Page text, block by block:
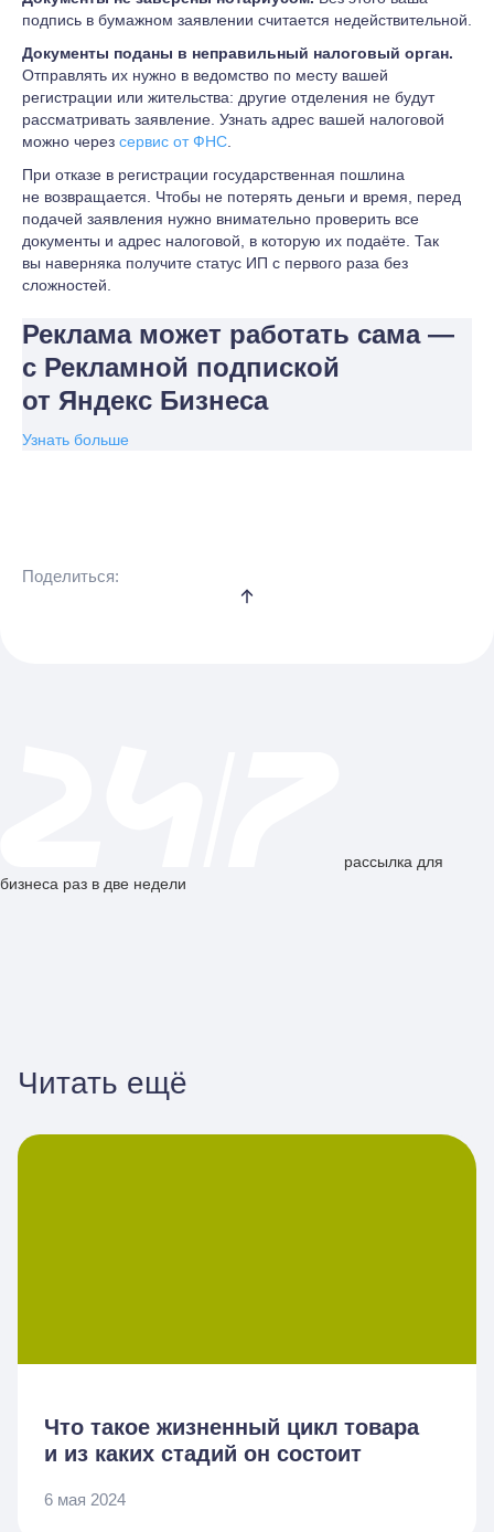
подпись в бумажном заявлении считается недействительной.
Документы поданы в неправильный налоговый орган.
Отправлять их нужно в ведомство по месту вашей
регистрации или жительства: другие отделения не будут
рассматривать заявление. Узнать адрес вашей налоговой
можно через сервис от ФНС
При отказе в регистрации государственная пошлина
не возвращается. Чтобы не потерять деньги и время, перед
подачей заявления нужно внимательно проверить все
документы и адрес налоговой, в которую их подаёте. Так
вы наверняка получите статус ИП с первого раза без
сложностей.
Реклама может работать сама —
с Рекламной подпиской
от Яндекс Бизнеса
Узнать больше
Поделиться:
рассылка для
бизнеса раз в две недели
Читать ещё
Что такое жизненный цикл товара
и из каких стадий он состоит
6 мая 2024